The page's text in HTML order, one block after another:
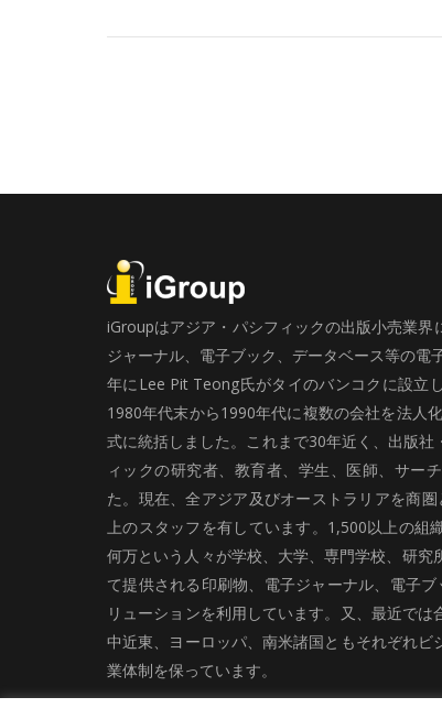
iGroupはアジア・パシフィックの出版小売業
ジャーナル、電子ブック、データベース等の
年にLee Pit Teong氏がタイのバンコクに設立
1980年代末から1990年代に複数の会社を法人
式に統括しました。これまで30年近く、出版
ィックの研究者、教育者、学生、医師、サー
た。現在、全アジア及びオーストラリアを商
上のスタッフを有しています。1,500以上の組
何万という人々が学校、大学、専門学校、研
て提供される印刷物、電子ジャーナル、電子
リューションを利用しています。又、最近では
中近東、ヨーロッパ、南米諸国ともそれぞれ
業体制を保っています。